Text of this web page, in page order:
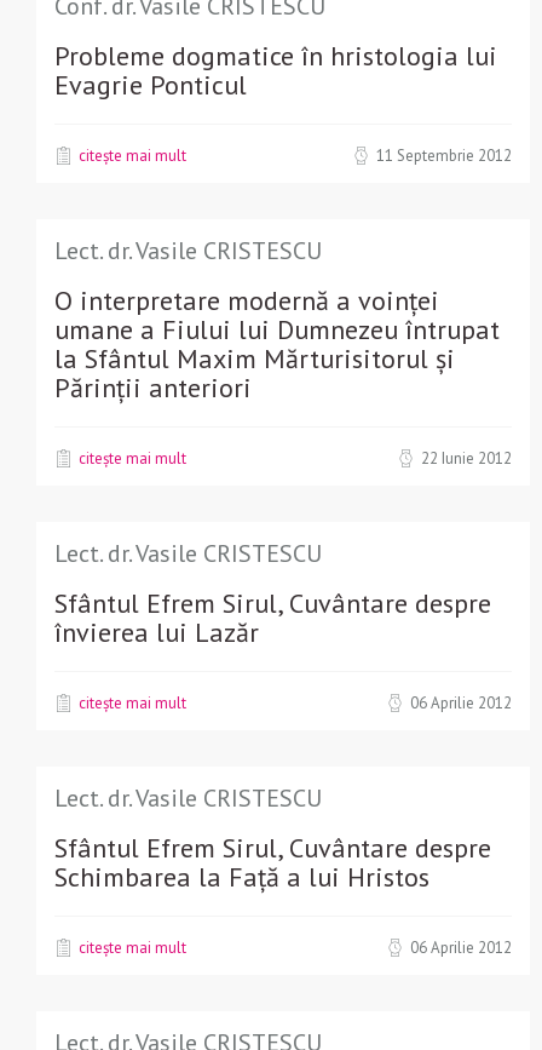
Probleme dogmatice în hristologia lui
Evagrie Ponticul
citește mai mult 11 Septembrie 2012
Lect. dr. Vasile CRISTESCU
O interpretare modernă a voinței
umane a Fiului lui Dumnezeu întrupat
la Sfântul Maxim Mărturisitorul și
Părinții anteriori
citește mai mult 22 Iunie 2012
Lect. dr. Vasile CRISTESCU
Sfântul Efrem Sirul, Cuvântare despre
învierea lui Lazăr
citește mai mult 06 Aprilie 2012
Lect. dr. Vasile CRISTESCU
Sfântul Efrem Sirul, Cuvântare despre
Schimbarea la Față a lui Hristos
citește mai mult 06 Aprilie 2012
Lect. dr. Vasile CRISTESCU